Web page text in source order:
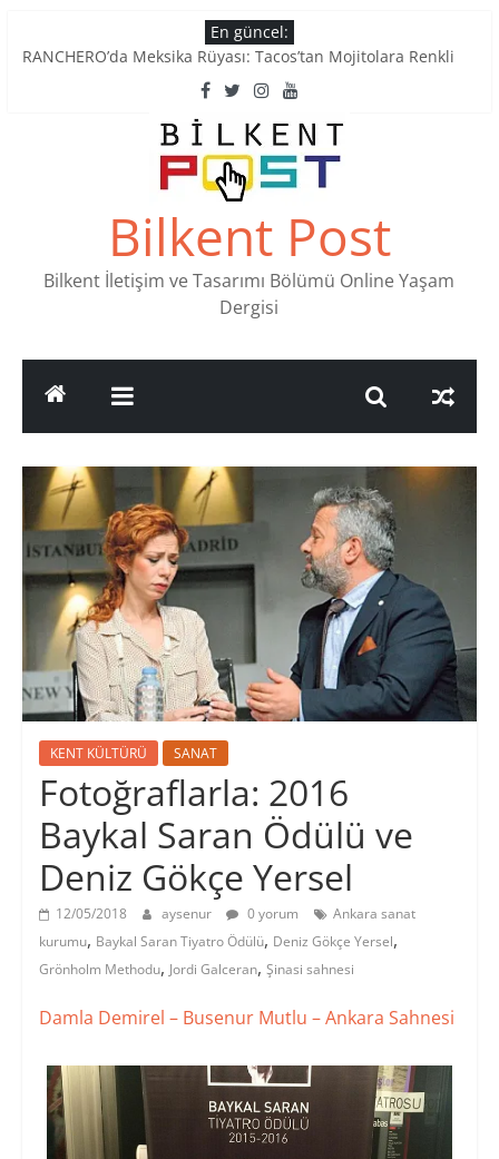
to
En güncel:
Tatlı Konuşalım: Ankara’nın 4 Köklü Pastanesi
RANCHERO’da Meksika Rüyası: Tacos’tan Mojitolara Renkli
Ankara’nın Ruhunu Notalarda Yaşatan 4 Müzik Durağı
Pullardaki tarih: PTT Pul Müzesi
Stamp Collectors Unite: Places to Find Stamps in Ankara
Bilkent Post
Bilkent İletişim ve Tasarımı Bölümü Online Yaşam
Dergisi
KENT KÜLTÜRÜ SANAT
Fotoğraflarla: 2016
Baykal Saran Ödülü ve
Deniz Gökçe Yersel
12/05/2018 aysenur 0 yorum
Ankara sanat
kurumu, Baykal Saran Tiyatro Ödülü, Deniz Gökçe Yersel,
Grönholm Methodu, Jordi Galceran, Şinasi sahnesi
Damla Demirel – Busenur Mutlu – Ankara Sahnesi